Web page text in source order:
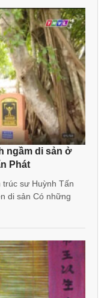
ngầm di sản ở
Phát
sư Huỳnh Tấn
di sản Có những